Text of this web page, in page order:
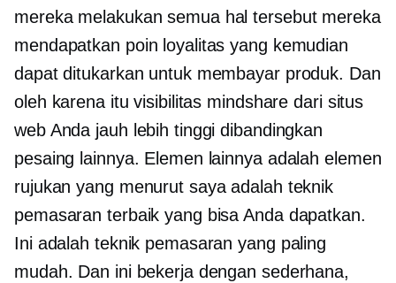
mereka melakukan semua hal tersebut mereka
mendapatkan poin loyalitas yang kemudian
dapat ditukarkan untuk membayar produk. Dan
oleh karena itu visibilitas mindshare dari situs
web Anda jauh lebih tinggi dibandingkan
pesaing lainnya. Elemen lainnya adalah elemen
rujukan yang menurut saya adalah teknik
pemasaran terbaik yang bisa Anda dapatkan.
Ini adalah teknik pemasaran yang paling
mudah. Dan ini bekerja dengan sederhana,